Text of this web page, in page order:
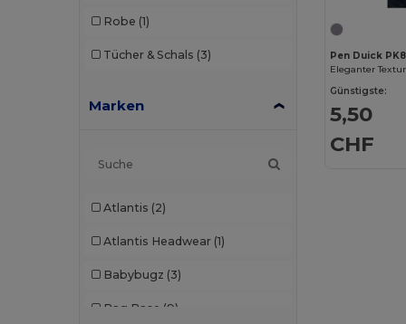
Robe (1)
Tücher & Schals (3)
Marken
Atlantis (2)
Atlantis Headwear (1)
Babybugz (3)
Bag Base (9)
Pen Duick
Eleganter
Günstigste:
5,50
CHF